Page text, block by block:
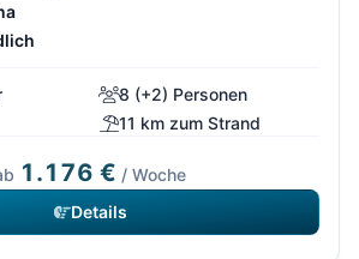
8 (+2) Personen
11 km zum Strand
1.176 € / Woche
Details